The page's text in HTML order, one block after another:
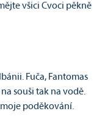
všici Cvoci pěkně
Fuča, Fantomas
souši tak na vodě.
poděkování.